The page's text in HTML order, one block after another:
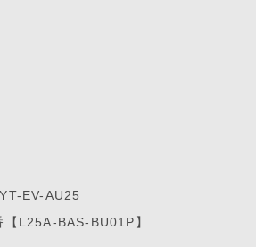
EV-AU25
L25A-BAS-BU01P】